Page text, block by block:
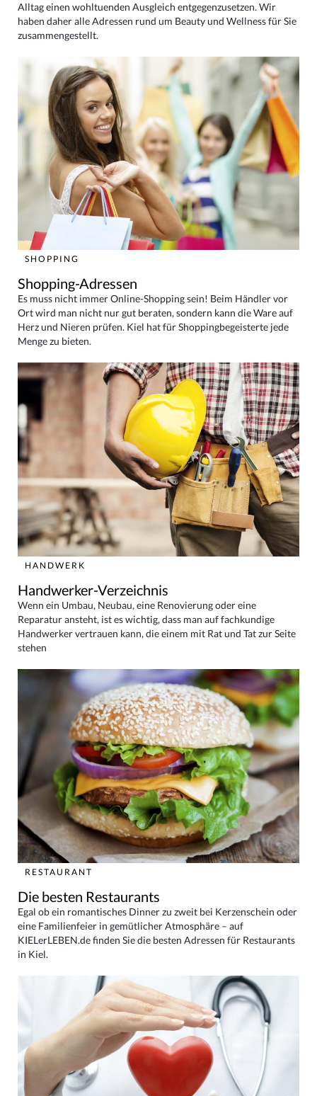
Alltag einen wohltuenden Ausgleich entgegenzusetzen. Wir
haben daher alle Adressen rund um Beauty und Wellness für Sie
zusammengestellt.
SHOPPING
Shopping-Adressen
Es muss nicht immer Online-Shopping sein! Beim Händler vor
Ort wird man nicht nur gut beraten, sondern kann die Ware auf
Herz und Nieren prüfen. Kiel hat für Shoppingbegeisterte jede
Menge zu bieten.
HANDWERK
Handwerker-Verzeichnis
Wenn ein Umbau, Neubau, eine Renovierung oder eine
Reparatur ansteht, ist es wichtig, dass man auf fachkundige
Handwerker vertrauen kann, die einem mit Rat und Tat zur Seite
stehen
RESTAURANT
Die besten Restaurants
Egal ob ein romantisches Dinner zu zweit bei Kerzenschein oder
eine Familienfeier in gemütlicher Atmosphäre – auf
KIELerLEBEN.de finden Sie die besten Adressen für Restaurants
in Kiel.